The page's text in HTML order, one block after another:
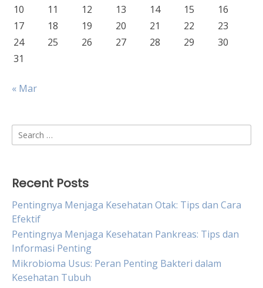
10
11 12 13 14 15
16
17
18 19 20 21 22
23
24
25 26 27 28 29
30
31
« Mar
Search
for:
Recent Posts
Pentingnya Menjaga Kesehatan Otak: Tips dan Cara
Efektif
Pentingnya Menjaga Kesehatan Pankreas: Tips dan
Informasi Penting
Mikrobioma Usus: Peran Penting Bakteri dalam
Kesehatan Tubuh